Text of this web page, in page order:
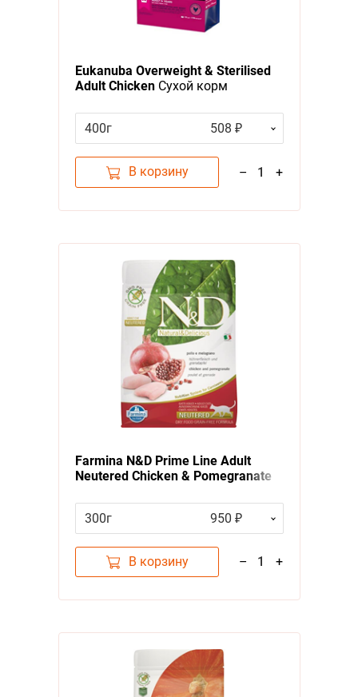
Eukanuba Overweight & Sterilised
Adult ChickenСухой корм
Избыточным весом и
Стерилизованных с Курицей
400г 508 ₽
В корзину – 1 +
Farmina N&D Prime Line Adult
Neutered Chicken & Pomegranate
для Стерилизованных кошек и
Кастрированных котов Курица с
Гранатом
300г 950 ₽
В корзину – 1 +